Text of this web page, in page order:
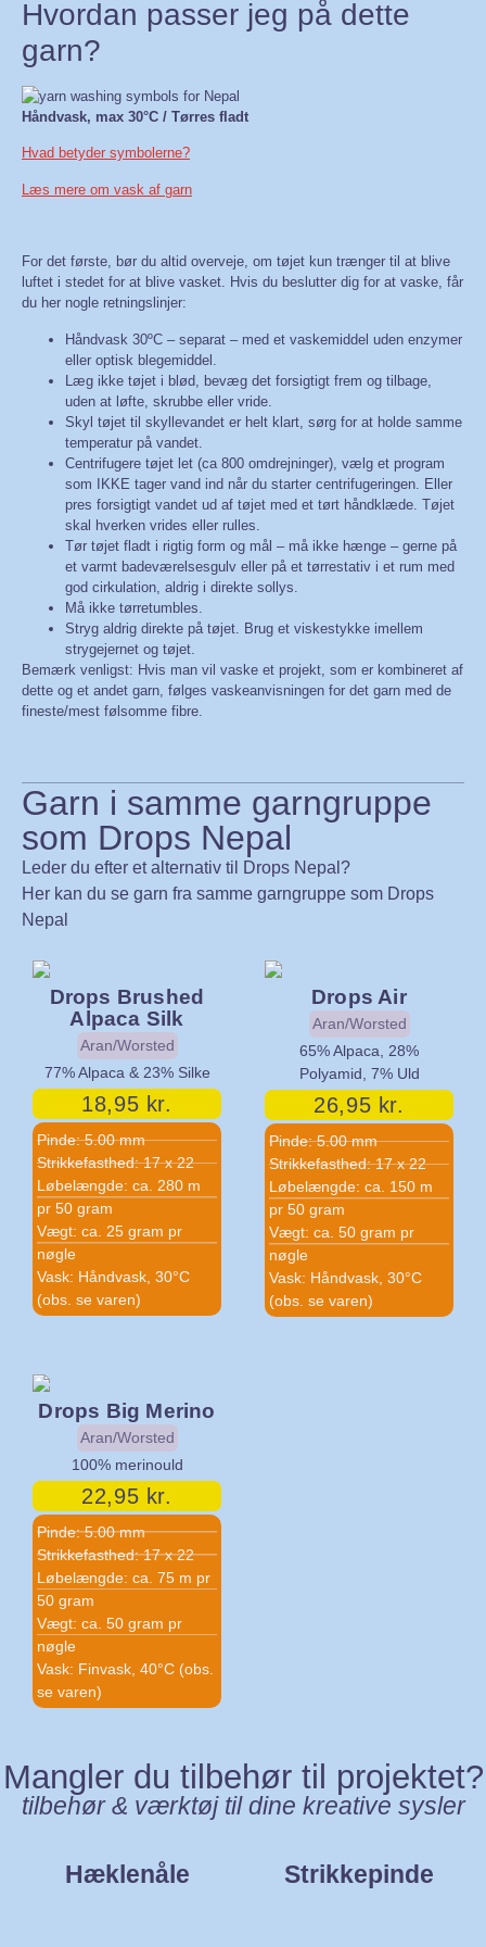
Hvordan passer jeg på dette
garn?
Håndvask, max 30°C / Tørres fladt
Hvad betyder symbolerne?
Læs mere om vask af garn
For det første, bør du altid overveje, om tøjet kun trænger til at blive
luftet i stedet for at blive vasket. Hvis du beslutter dig for at vaske, får
du her nogle retningslinjer:
Håndvask 30ºC – separat – med et vaskemiddel uden enzymer
eller optisk blegemiddel.
Læg ikke tøjet i blød, bevæg det forsigtigt frem og tilbage,
uden at løfte, skrubbe eller vride.
Skyl tøjet til skyllevandet er helt klart, sørg for at holde samme
temperatur på vandet.
Centrifugere tøjet let (ca 800 omdrejninger), vælg et program
som IKKE tager vand ind når du starter centrifugeringen. Eller
pres forsigtigt vandet ud af tøjet med et tørt håndklæde. Tøjet
skal hverken vrides eller rulles.
Tør tøjet fladt i rigtig form og mål – må ikke hænge – gerne på
et varmt badeværelsesgulv eller på et tørrestativ i et rum med
god cirkulation, aldrig i direkte sollys.
Må ikke tørretumbles.
Stryg aldrig direkte på tøjet. Brug et viskestykke imellem
strygejernet og tøjet.
Bemærk venligst: Hvis man vil vaske et projekt, som er kombineret af
dette og et andet garn, følges vaskeanvisningen for det garn med de
fineste/mest følsomme fibre.
Garn i samme garngruppe
som Drops Nepal
Leder du efter et alternativ til Drops Nepal?
Her kan du se garn fra samme garngruppe som Drops
Nepal
Drops Brushed
Alpaca Silk
Aran/Worsted
77% Alpaca & 23% Silke
18,95 kr.
Pinde: 5.00 mm
Strikkefasthed: 17 x 22
Løbelængde: ca. 280 m
pr 50 gram
Vægt: ca. 25 gram pr
nøgle
Vask: Håndvask, 30°C
(obs. se varen)
Drops Air
Aran/Worsted
65% Alpaca, 28%
Polyamid, 7% Uld
26,95 kr.
Pinde: 5.00 mm
Strikkefasthed: 17 x 22
Løbelængde: ca. 150 m
pr 50 gram
Vægt: ca. 50 gram pr
nøgle
Vask: Håndvask, 30°C
(obs. se varen)
Drops Big Merino
Aran/Worsted
100% merinould
22,95 kr.
Pinde: 5.00 mm
Strikkefasthed: 17 x 22
Løbelængde: ca. 75 m pr
50 gram
Vægt: ca. 50 gram pr
nøgle
Vask: Finvask, 40°C (obs.
se varen)
Mangler du tilbehør til projektet?
tilbehør & værktøj til dine kreative sysler
Hæklenåle Strikkepinde